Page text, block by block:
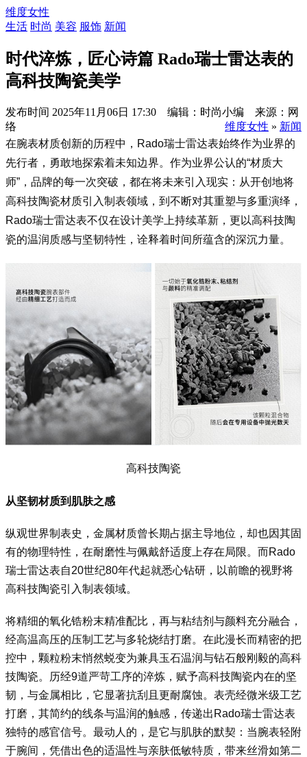
维度女性
生活 时尚 美容 服饰 新闻
​时代淬炼，匠心诗篇 Rado瑞士雷达表的
高科技陶瓷美学
发布时间 2025年11月06日 17:30 编辑：时尚小编 来源：网
络
维度女性 » 新闻
在腕表材质创新的历程中，Rado瑞士雷达表始终作为业界的
先行者，勇敢地探索着未知边界。作为业界公认的“材质大
师”，品牌的每一次突破，都在将未来引入现实：从开创地将
高科技陶瓷材质引入制表领域，到不断对其重塑与多重演绎，
Rado瑞士雷达表不仅在设计美学上持续革新，更以高科技陶
瓷的温润质感与坚韧特性，诠释着时间所蕴含的深沉力量。
高科技陶瓷
从坚韧材质到肌肤之感
纵观世界制表史，金属材质曾长期占据主导地位，却也因其固
有的物理特性，在耐磨性与佩戴舒适度上存在局限。而Rado
瑞士雷达表自20世纪80年代起就悉心钻研，以前瞻的视野将
高科技陶瓷引入制表领域。
将精细的氧化锆粉末精准配比，再与粘结剂与颜料充分融合，
经高温高压的压制工艺与多轮烧结打磨。在此漫长而精密的把
控中，颗粒粉末悄然蜕变为兼具玉石温润与钻石般刚毅的高科
技陶瓷。历经9道严苛工序的淬炼，赋予高科技陶瓷内在的坚
韧，与金属相比，它显著抗刮且更耐腐蚀。表壳经微米级工艺
打磨，其简约的线条与温润的触感，传递出Rado瑞士雷达表
独特的感官信号。最动人的，是它与肌肤的默契：当腕表轻附
于腕间，凭借出色的适温性与亲肤低敏特质，带来丝滑如第二